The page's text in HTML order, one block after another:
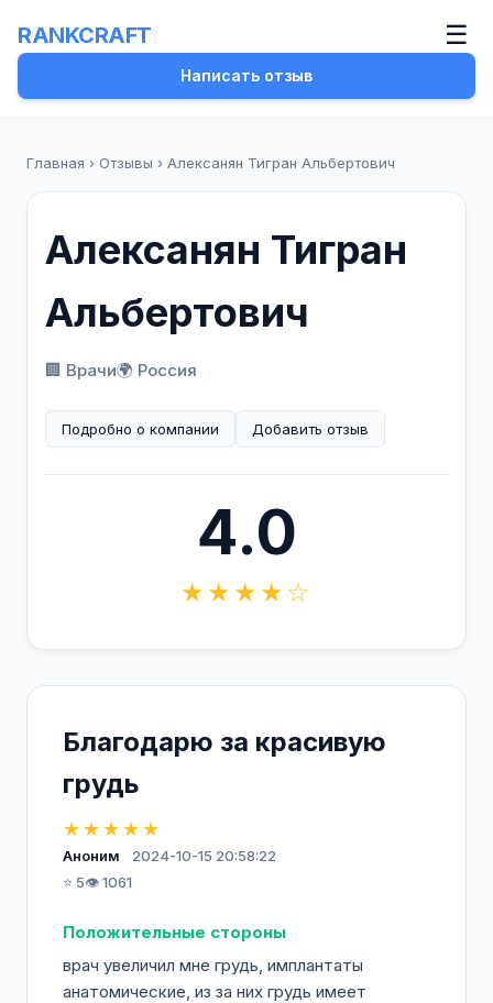
RANKCRAFT ☰
Написать отзыв
Главная › Отзывы › Алексанян Тигран Альбертович
Алексанян Тигран
Альбертович
🏢 Врачи🌍 Россия
Подробно о компании Добавить отзыв
4.0
★★★★☆
Благодарю за красивую
грудь
★★★★★
Аноним
2024-10-15 20:58:22
⭐ 5👁️ 1061
Положительные стороны
врач увеличил мне грудь, имплантаты
анатомические, из за них грудь имеет